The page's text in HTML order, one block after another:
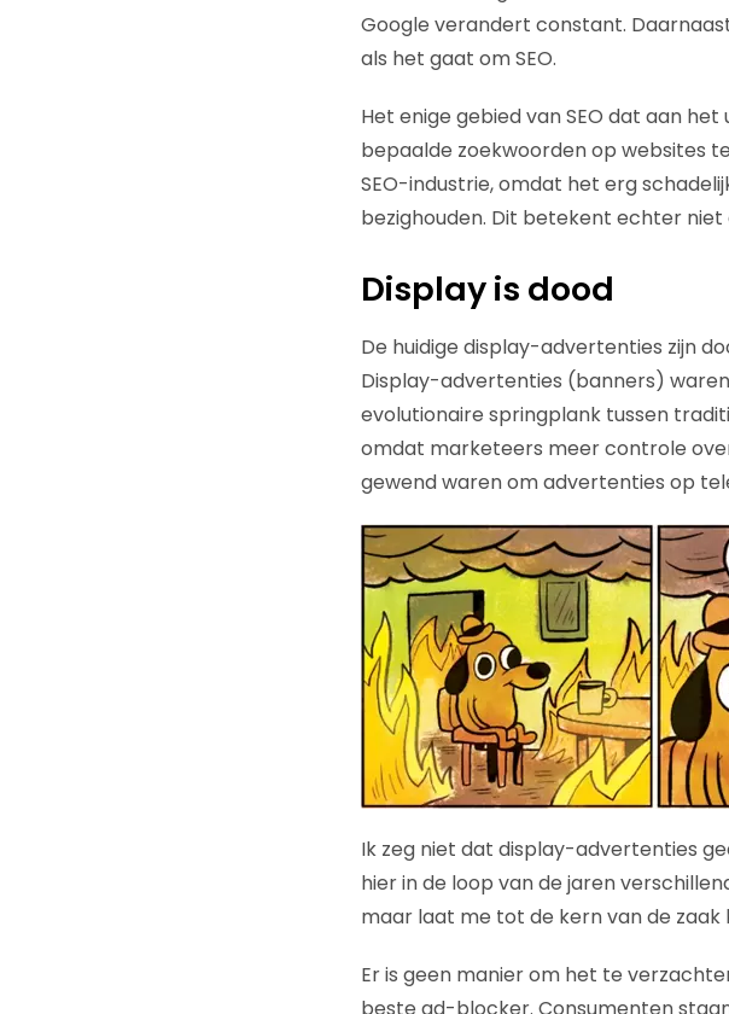
Google verandert constant.
als het gaat om SEO.
Het enige gebied van SEO dat aan
bepaalde zoekwoorden op websites
SEO-industrie, omdat het erg
bezighouden. Dit betekent echter niet
Display is dood
De huidige display-advertenties zijn
Display-advertenties (banners)
evolutionaire springplank tussen
omdat marketeers meer controle
gewend waren om advertenties op
Ik zeg niet dat display-advertenties
hier in de loop van de jaren
maar laat me tot de kern van de
Er is geen manier om het te
beste ad-blocker. Consumenten